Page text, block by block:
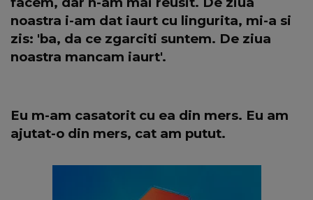
noastra i-am dat iaurt cu lingurita, mi-a si
zis: 'ba, da ce zgarciti suntem. De ziua
noastra mancam iaurt'.
Eu m-am casatorit cu ea din mers. Eu am
ajutat-o din mers, cat am putut.